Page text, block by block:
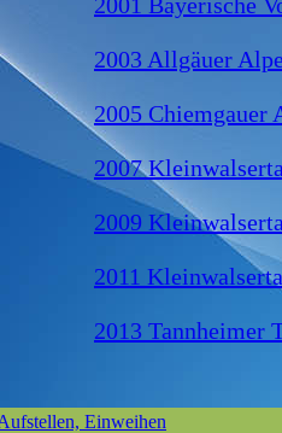
2003 Allgäuer
2005 Chiemgauer
2007
2009
2011
2013 Tannheimer
Einweihen